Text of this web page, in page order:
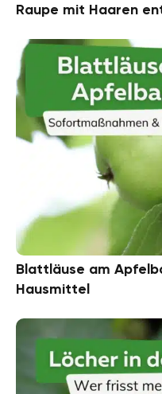
Raupe mit Haaren
Blattläuse am
Hausmittel